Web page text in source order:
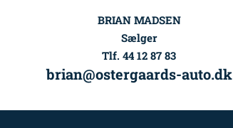
BRIAN MADSEN
Sælger
Tlf. 44 12 87 83
brian@ostergaards-auto.dk